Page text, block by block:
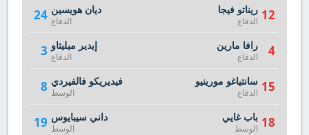
24 ديان هويسين
الدفاع
3 إيدير ميليتاو
الدفاع
8 فيديريكو فالفيردي
الوسط
19 داني سيبايوس
الوسط
12 ريناتو فيجا
الدفاع
4 رافا مارين
الدفاع
15 سانتياغو مورينيو
الدفاع
18 باب غايي
الوسط